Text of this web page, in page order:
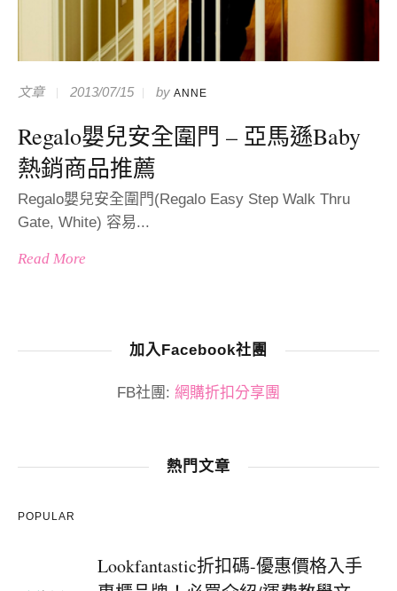
文章 2013/07/15 by ANNE
Regalo嬰兒安全圍門 – 亞馬遜Baby
熱銷商品推薦
Regalo嬰兒安全圍門(Regalo Easy Step Walk Thru
Gate, White) 容易...
Read More
加入Facebook社團
FB社團: 網購折扣分享團
熱門文章
POPULAR
Lookfantastic折扣碼-優惠價格入手